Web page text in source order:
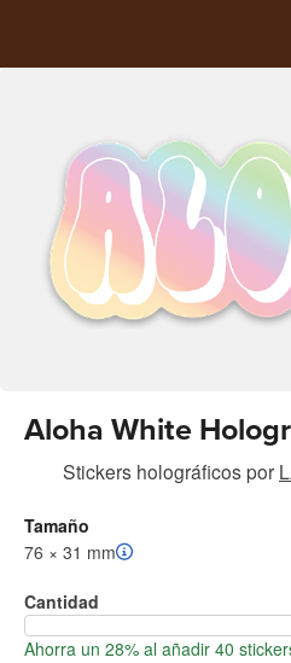
Aloha White
Stickers holográficospor
Tamaño
76 × 31 mm
Cantidad
Ahorra un 28% al añadir 40